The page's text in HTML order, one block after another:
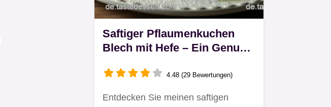
Saftiger Pflaumenkuchen
Blech mit Hefe – Ein Genuss
4.48 (29 Bewertungen)
Entdecken Sie meinen saftigen